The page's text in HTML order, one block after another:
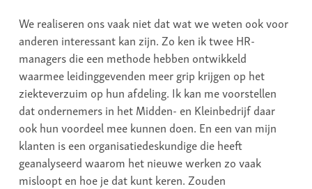
We realiseren ons vaak niet dat wat we weten ook voor
anderen interessant kan zijn. Zo ken ik twee HR-
managers die een methode hebben ontwikkeld
waarmee leidinggevenden meer grip krijgen op het
ziekteverzuim op hun afdeling. Ik kan me voorstellen
dat ondernemers in het Midden- en Kleinbedrijf daar
ook hun voordeel mee kunnen doen. En een van mijn
klanten is een organisatiedeskundige die heeft
geanalyseerd waarom het nieuwe werken zo vaak
misloopt en hoe je dat kunt keren. Zouden